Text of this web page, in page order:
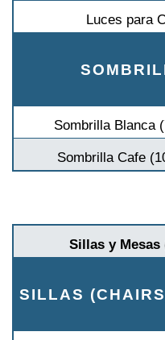
Luces para
Sombrilla Blanca
Sombrilla Cafe
Sillas y Mesas
SILLAS